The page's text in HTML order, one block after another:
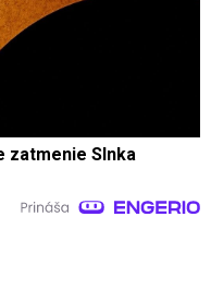
zatmenie Slnka